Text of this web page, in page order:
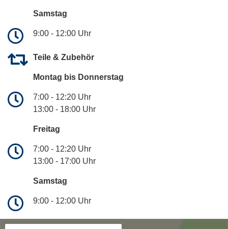
Samstag
9:00 - 12:00 Uhr
Teile & Zubehör
Montag bis Donnerstag
7:00 - 12:20 Uhr
13:00 - 18:00 Uhr
Freitag
7:00 - 12:20 Uhr
13:00 - 17:00 Uhr
Samstag
9:00 - 12:00 Uhr